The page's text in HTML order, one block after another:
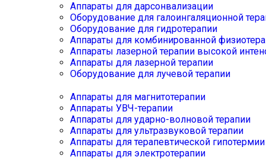
Аппараты для дарсонвализации
Оборудование для галоингаляционной
Оборудование для гидротерапии
Аппараты для комбинированной
Аппараты лазерной терапии высокой
Аппараты для лазерной терапии
Оборудование для лучевой терапии
Аппараты для магнитотерапии
Аппараты УВЧ-терапии
Аппараты для ударно-волновой терапии
Аппараты для ультразвуковой терапии
Аппараты для терапевтической
Аппараты для электротерапии